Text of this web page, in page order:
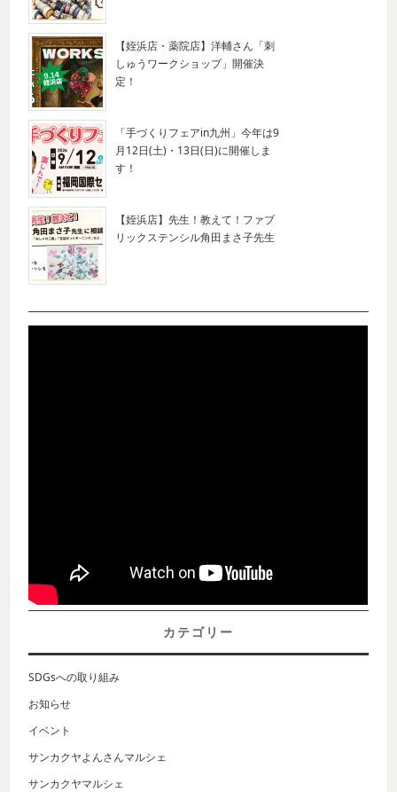
【姪浜店・薬院店】洋輔さん「刺
しゅうワークショップ」開催決
定！
「手づくりフェアin九州」今年は9
月12日(土)・13日(日)に開催しま
す！
【姪浜店】先生！教えて！ファブ
リックステンシル角田まさ子先生
カテゴリー
SDGsへの取り組み
お知らせ
イベント
サンカクヤよんさんマルシェ
サンカクヤマルシェ